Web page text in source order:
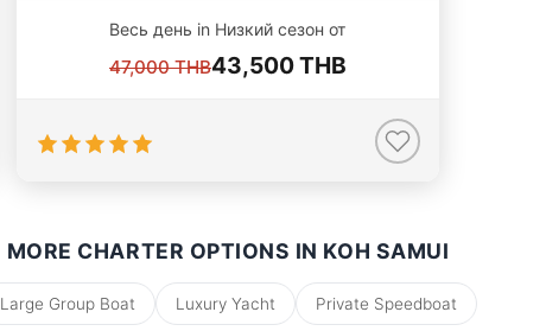
Весь день in Низкий сезон от
47,000 THB43,500 THB
MORE CHARTER OPTIONS IN KOH SAMUI
Large Group Boat Luxury Yacht Private Speedboat